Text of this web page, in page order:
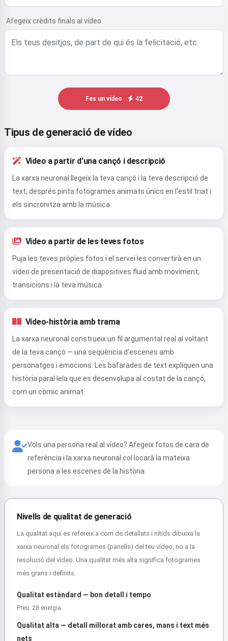
Afegeix crèdits finals al vídeo
Fes un vídeo 42
Tipus de generació de vídeo
Vídeo a partir d'una cançó i descripció
La xarxa neuronal llegeix la teva cançó i la teva descripció de
text, després pinta fotogrames animats únics en l'estil triat i
els sincronitza amb la música.
Vídeo a partir de les teves fotos
Puja les teves pròpies fotos i el servei les convertirà en un
vídeo de presentació de diapositives fluid amb moviment,
transicions i la teva música.
Vídeo-història amb trama
La xarxa neuronal construeix un fil argumental real al voltant
de la teva cançó — una seqüència d'escenes amb
personatges i emocions. Les bafarades de text expliquen una
història paral·lela que es desenvolupa al costat de la cançó,
com un còmic animat.
Vols una persona real al vídeo? Afegeix fotos de cara de
referència i la xarxa neuronal col·locarà la mateixa
persona a les escenes de la història.
Nivells de qualitat de generació
La qualitat aquí es refereix a com de detallats i nítids dibuixa la
xarxa neuronal els fotogrames (panells) del teu vídeo, no a la
resolució del vídeo. Una qualitat més alta significa fotogrames
més grans i definits.
Qualitat estàndard — bon detall i tempo
Preu: 28 energia
Qualitat alta — detall millorat amb cares, mans i text més
nets